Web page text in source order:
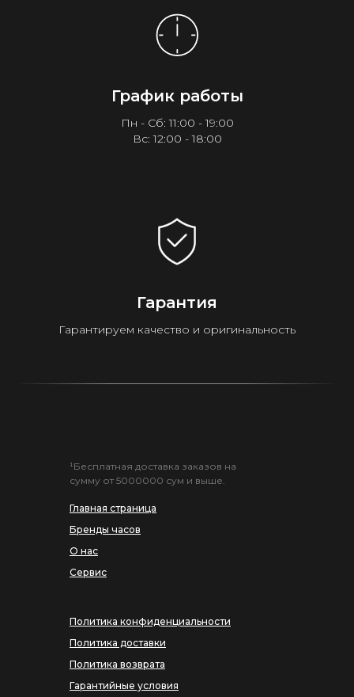
График работы
Пн - Сб: 11:00 - 19:00
Вс: 12:00 - 18:00
Гарантия
Гарантируем качество и оригинальность
Главная страница
Бренды часов
О нас
Сервис
¹Бесплатная доставка заказов на
сумму от 5000000 сум и выше.
Политика конфиденциальности
Политика доставки
Политика возврата
Гарантийные условия